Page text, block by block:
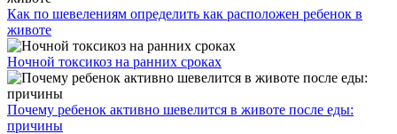
Как по шевелениям определить как расположен ребенок в
животе
Ночной токсикоз на ранних сроках
Почему ребенок активно шевелится в животе после еды:
причины